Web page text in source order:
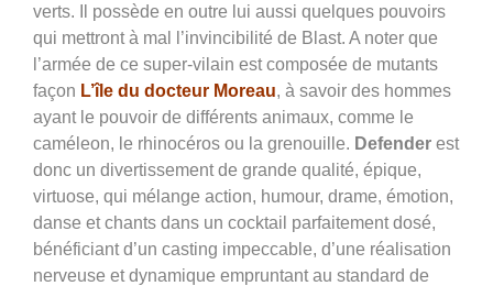
verts. Il possède en outre lui aussi quelques pouvoirs
qui mettront à mal l’invincibilité de Blast. A noter que
l’armée de ce super-vilain est composée de mutants
façon L’île du docteur Moreau, à savoir des hommes
ayant le pouvoir de différents animaux, comme le
caméleon, le rhinocéros ou la grenouille. Defender est
donc un divertissement de grande qualité, épique,
virtuose, qui mélange action, humour, drame, émotion,
danse et chants dans un cocktail parfaitement dosé,
bénéficiant d’un casting impeccable, d’une réalisation
nerveuse et dynamique empruntant au standard de